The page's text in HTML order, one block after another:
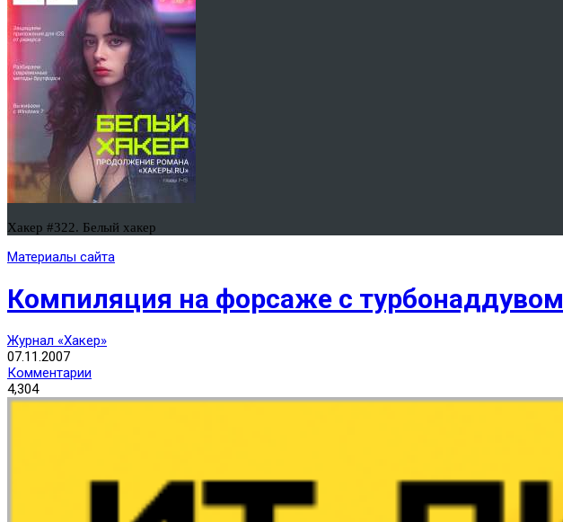
Хакер #322. Белый хакер
Материалы сайта
Компиляция на форсаже с турбонаддувом
Журнал «Хакер»
07.11.2007
Комментарии
4,304